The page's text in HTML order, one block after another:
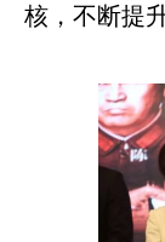
核，不断提